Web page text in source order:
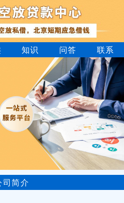
知识 问答 联系
司简介